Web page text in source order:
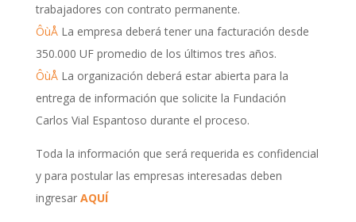
trabajadores con contrato permanente.
ÔùÅLa empresa deberá tener una facturación desde
350.000 UF promedio de los últimos tres años.
ÔùÅLa organización deberá estar abierta para la
entrega de información que solicite la Fundación
Carlos Vial Espantoso durante el proceso.
Toda la información que será requerida es confidencial
y para postular las empresas interesadas deben
ingresar AQUÍ